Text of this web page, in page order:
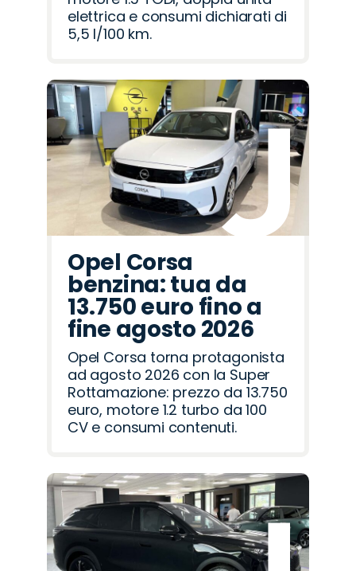
elettrica e consumi dichiarati di
5,5 l/100 km.
Opel Corsa
benzina: tua da
13.750 euro fino a
fine agosto 2026
Opel Corsa torna protagonista
ad agosto 2026 con la Super
Rottamazione: prezzo da 13.750
euro, motore 1.2 turbo da 100
CV e consumi contenuti.